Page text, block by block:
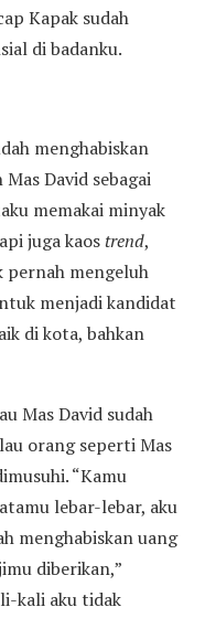
Kapak sudah
di badanku.
menghabiskan
David sebagai
memakai minyak
juga kaos trend,
pernah mengeluh
menjadi kandidat
di kota, bahkan
Mas David sudah
orang seperti Mas
“Kamu
lebar-lebar, aku
menghabiskan uang
diberikan,”
kali aku tidak